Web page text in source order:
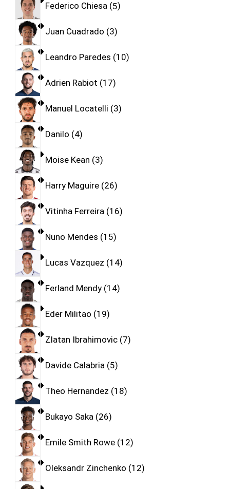
Federico Chiesa 5
Juan Cuadrado 3
Leandro Paredes 10
Adrien Rabiot 17
Manuel Locatelli 3
Danilo 4
Moise Kean 3
Harry Maguire 26
Vitinha Ferreira 16
Nuno Mendes 15
Lucas Vazquez 14
Ferland Mendy 14
Eder Militao 19
Zlatan Ibrahimovic 7
Davide Calabria 5
Theo Hernandez 18
Bukayo Saka 26
Emile Smith Rowe 12
Oleksandr Zinchenko 12